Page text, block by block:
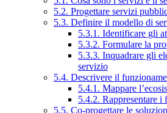
5.2. Progettare servizi
5.3. Definire il modello di
5.3.1. Identificare gli
5.3.2. Formulare la
5.3.3. Inquadrare gli
servizio
5.4. Descrivere il
5.4.1. Mappare
5.4.2. Rappresentare i
5.5. Co-progettare le